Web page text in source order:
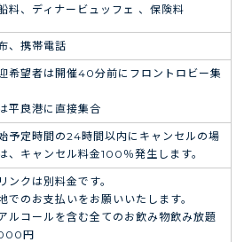
料、ディナービュッフェ 、保険料
、携帯電話
希望者は開催40分前にフロントロビー集
平良港に直接集合
予定時間の24時間以内にキャンセルの場
、キャンセル料金100％発生します。
ンクは別料金です。
でのお支払いをお願いいたします。
ルコールを含む全てのお飲み物飲み放題
円